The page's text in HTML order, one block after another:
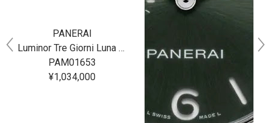
PANERAI
Luminor Tre Giorni Luna Rossa 44MM
PAM01653
¥1,034,000